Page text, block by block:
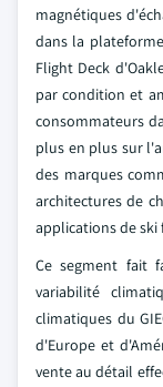
magnétiques
dans la
Flight Deck
par condition et
consommateurs
plus en plus sur
des marques
architectures de
applications de ski
Ce segment fait
variabilité
climatiques du
d'Europe et
vente au détail